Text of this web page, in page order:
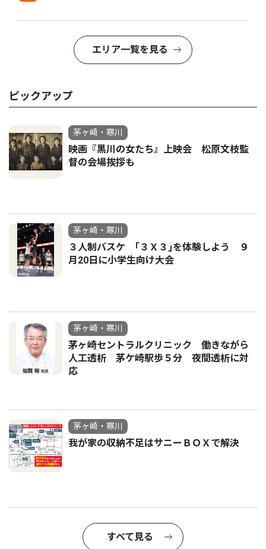
エリア一覧を見る
ピックアップ
茅ヶ崎・寒川
映画『黒川の女たち』上映会 松原文枝監
督の会場挨拶も
茅ヶ崎・寒川
３人制バスケ ｢３Ｘ３｣を体験しよう ９
月20日に小学生向け大会
茅ヶ崎・寒川
茅ヶ崎セントラルクリニック 働きながら
人工透析 茅ケ崎駅歩５分 夜間透析に対
応
茅ヶ崎・寒川
我が家の収納不足はサニーＢＯＸで解決
すべて見る